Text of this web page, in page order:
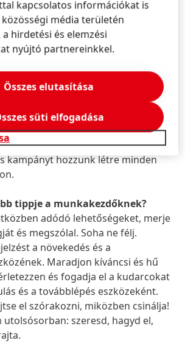
gondolkodsz. Természetesen
önmotivációra is szükség van
során felmerülő esetleges
bizonytalanságokat is kezelni
akkoriban jelent meg, és
sok tapasztalatunk vagy nagy
a got2b-vel kapcsolatban. Ez azt
döntöttünk, hogy kiaknázzuk a
és összekapcsoljuk azokat
a fogyasztók számára, hogy egy
kampányt hozzunk létre minden
tippje a munkakezdőknek?
adódó lehetőségeket, merje
és megszólal. Soha ne félj.
a növekedés és a
Maradjon kíváncsi és hű
és fogadja el a kudarcokat
és a továbblépés eszközeként.
el szórakozni, miközben csinálja!
utolsósorban: szeresd, hagyd el,
kapcsolatos információkat is
média területén
hirdetési és elemzési
nyújtó partnereinkkel.
Összes elutasítása
süti elfogadása